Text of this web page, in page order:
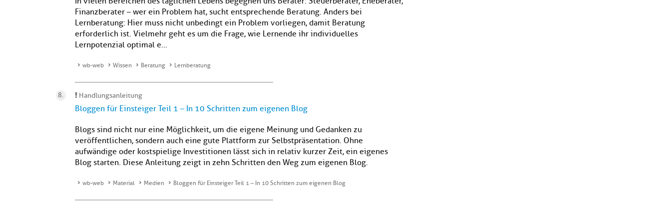
Finanzberater – wer ein Problem hat, sucht entsprechende Beratung. Anders bei
Lernberatung: Hier muss nicht unbedingt ein Problem vorliegen, damit Beratung
erforderlich ist. Vielmehr geht es um die Frage, wie Lernende ihr individuelles
Lernpotenzial optimal e...
wb-web Wissen Beratung Lernberatung
Handlungsanleitung
Bloggen für Einsteiger Teil 1 – In 10 Schritten zum eigenen Blog
Blogs sind nicht nur eine Möglichkeit, um die eigene Meinung und Gedanken zu
veröffentlichen, sondern auch eine gute Plattform zur Selbstpräsentation. Ohne
aufwändige oder kostspielige Investitionen lässt sich in relativ kurzer Zeit, ein eigenes
Blog starten. Diese Anleitung zeigt in zehn Schritten den Weg zum eigenen Blog.
wb-web Material Medien Bloggen für Einsteiger Teil 1 – In 10 Schritten zum eigenen Blog